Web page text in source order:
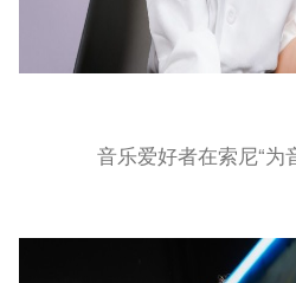
音乐爱好者在索尼“为